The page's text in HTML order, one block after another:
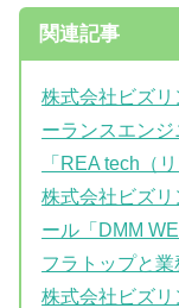
関連記事
株式会社ビズリ
ーランスエン
「REA tech（
株式会社ビズ
ール「DMM
フラトップと
株式会社ビズ